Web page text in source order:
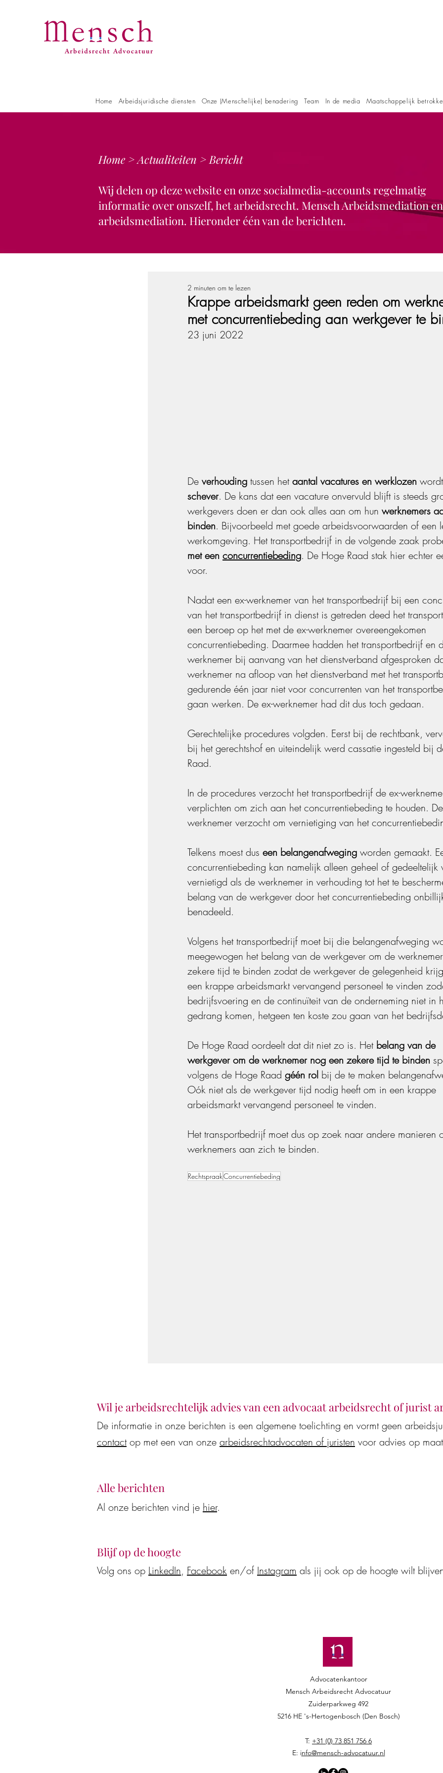
Home Arbeidsjuridische diensten Onze (Menschelijke) benadering Team In de media Maatschappelijk
Home >Actualiteiten > Bericht
Wij delen op deze website en onze socialmedia-accounts regelmatig
informatie over onszelf, het arbeidsrecht. Mensch Arbeidsmediation en
arbeidsmediation. Hieronder één van de berichten.
Krappe arbeidsmarkt geen reden om
met concurrentiebeding aan werkgever te
2 minuten om te lezen
23 juni 2022
De verhouding tussen het aantal vacatures en werklozen
schever. De kans dat een vacature onvervuld blijft is steeds
werkgevers doen er dan ook alles aan om hun werknemers
binden. Bijvoorbeeld met goede arbeidsvoorwaarden of een
werkomgeving. Het transportbedrijf in de volgende zaak
met een concurrentiebeding. De Hoge Raad stak hier echter
voor.
Nadat een ex-werknemer van het transportbedrijf bij een
van het transportbedrijf in dienst is getreden deed het
een beroep op het met de ex-werknemer overeengekomen
concurrentiebeding. Daarmee hadden het transportbedrijf en
werknemer bij aanvang van het dienstverband afgesproken
werknemer na afloop van het dienstverband met het
gedurende één jaar niet voor concurrenten van het
gaan werken. De ex-werknemer had dit dus toch gedaan.
Gerechtelijke procedures volgden. Eerst bij de rechtbank,
bij het gerechtshof en uiteindelijk werd cassatie ingesteld bij
Raad.
In de procedures verzocht het transportbedrijf de ex-
verplichten om zich aan het concurrentiebeding te houden.
werknemer verzocht om vernietiging van het
Telkens moest dus een belangenafweging worden gemaakt.
concurrentiebeding kan namelijk alleen geheel of
vernietigd als de werknemer in verhouding tot het te
belang van de werkgever door het concurrentiebeding
benadeeld.
Volgens het transportbedrijf moet bij die belangenafweging
meegewogen het belang van de werkgever om de
zekere tijd te binden zodat de werkgever de gelegenheid
een krappe arbeidsmarkt vervangend personeel te vinden
bedrijfsvoering en de continuïteit van de onderneming niet in
gedrang komen, hetgeen ten koste zou gaan van het
De Hoge Raad oordeelt dat dit niet zo is. Het belang van de
werkgever om de werknemer nog een zekere tijd te binden
volgens de Hoge Raad géén rol bij de te maken
Oók niet als de werkgever tijd nodig heeft om in een krappe
arbeidsmarkt vervangend personeel te vinden.
Het transportbedrijf moet dus op zoek naar andere manieren
werknemers aan zich te binden.
RechtspraakConcurrentiebeding
Wil je arbeidsrechtelijk advies van een advocaat arbeidsrecht of jurist
De informatie in onze berichten is een algemene toelichting en vormt geen
contactop met een van onze arbeidsrechtadvocaten of juristen voor advies op
Alle berichten
Al onze berichten vind je hier.
Blijf op de hoogte
Volg ons op LinkedIn, Facebook en/of Instagram als jij ook op de hoogte wilt
Advocatenkantoor
Mensch Arbeidsrecht Advocatuur​​
Zuiderparkweg 492
5216 HE 's-Hertogenbosch (Den Bosch)
T: +31 (0) 73 851 756 6
E: info@mensch-advocatuur.nl